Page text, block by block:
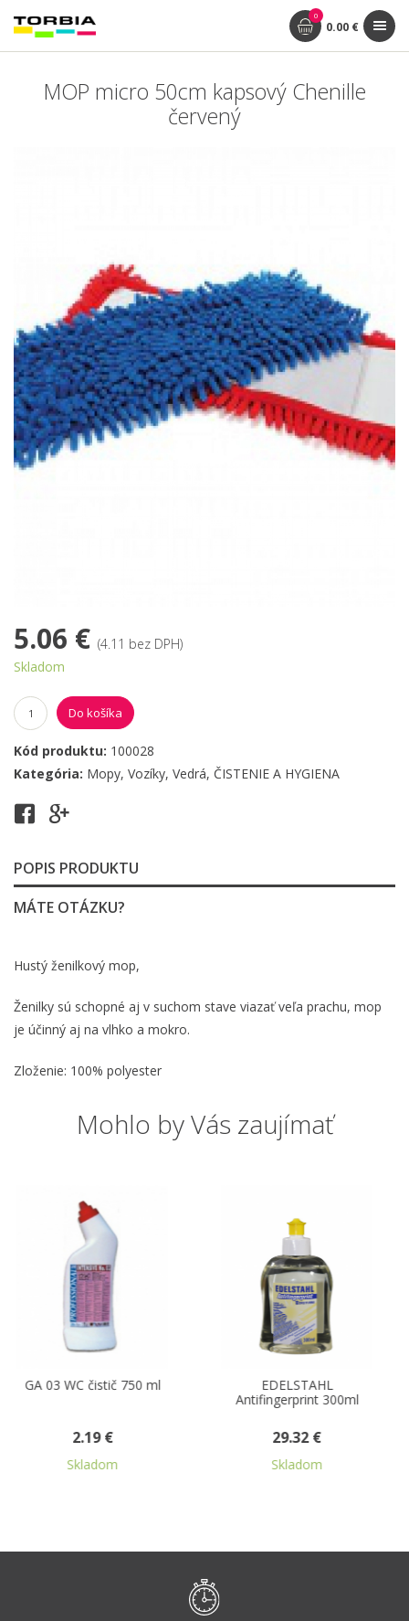
0
0.00 €
MOP micro 50cm kapsový Chenille
červený
5.06 € (4.11 bez DPH)
Skladom
Do košíka
Kód produktu: 100028
Kategória: Mopy, Vozíky, Vedrá, ČISTENIE A HYGIENA
POPIS PRODUKTU
MÁTE OTÁZKU?
Hustý ženilkový mop,
Ženilky sú schopné aj v suchom stave viazať veľa prachu, mop
je účinný aj na vlhko a mokro.
Zloženie: 100% polyester
Mohlo by Vás zaujímať
EDELSTAHL
GA 11 leštiaci
na nábytok 500